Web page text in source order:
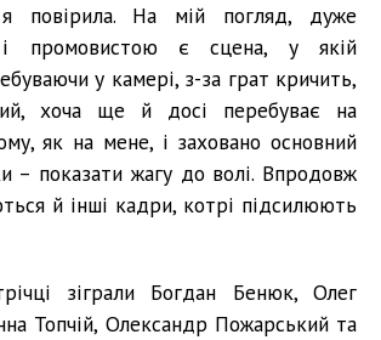
я повірила. На мій погляд, дуже
і промовистою є сцена, у якій
у камері, з-за грат кричить,
хоча ще й досі перебуває на
як на мене, і заховано основний
– показати жагу до волі. Впродовж
й інші кадри, котрі підсилюють
зіграли Богдан Бенюк, Олег
Топчій, Олександр Пожарський та